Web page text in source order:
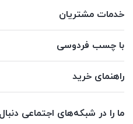
خدمات مشتریان
با چسب فردوسی
راهنمای خرید
ما را در شبکه‌های اجتماعی